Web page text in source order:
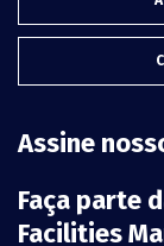
Assine
Faça parte
Facilities